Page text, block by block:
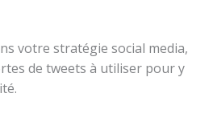
votre stratégie social media,
de tweets à utiliser pour y